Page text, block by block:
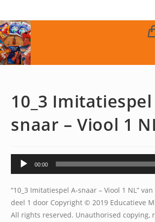
naar
inhoud
10_3 Imitatiespel
snaar – Viool 1
Audiospeler
00:00
“10_3 Imitatiespel A-snaar – Viool 1 NL”
deel 1 door Copyright © 2019 Educatieve
All rights reserved. Unauthorised copying,